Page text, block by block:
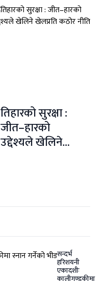
तिहारको सुरक्षा :
जीत–हारको
उद्देश्यले खेलिने
सन्दर्भ
हरिशयनी
एकादशीः